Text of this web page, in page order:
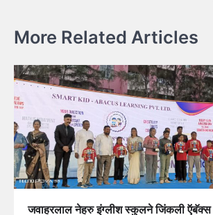
More Related Articles
जवाहरलाल नेहरु इंग्लीश स्कुलने जिंकली ऍबॅक्स